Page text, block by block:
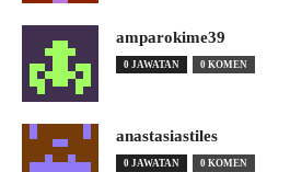
amparokime39
0 JAWATAN 0 KOMEN
anastasiastiles
0 JAWATAN 0 KOMEN